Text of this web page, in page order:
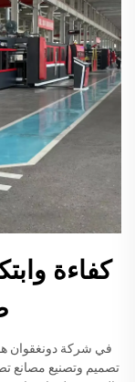
كفاءة
في شركة دونغقوان
تصميم وتصنيع مصانع